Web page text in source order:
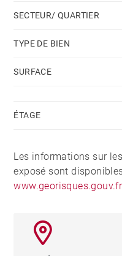
SECTEUR/ QUARTIER
TYPE DE BIEN
SURFACE
ÉTAGE
Les informations sur
exposé sont
www.georisques.gouv.fr